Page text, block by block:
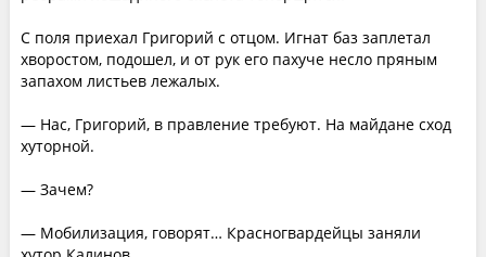
С поля приехал Григорий с отцом. Игнат баз заплетал
хворостом, подошел, и от рук его пахуче несло пряным
запахом листьев лежалых.
— Нас, Григорий, в правление требуют. На майдане сход
хуторной.
— Зачем?
— Мобилизация, говорят… Красногвардейцы заняли